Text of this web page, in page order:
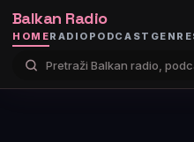
Balkan Radio
HOMERADIO PODCAST